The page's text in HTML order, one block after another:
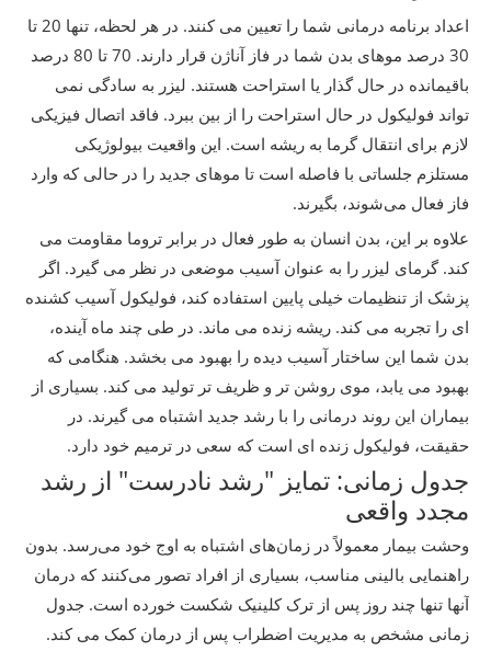
اعداد برنامه درمانی شما را تعیین می کنند. در هر لحظه، تنها 20 تا
30 درصد موهای بدن شما در فاز آناژن قرار دارند. 70 تا 80 درصد
باقیمانده در حال گذار یا استراحت هستند. لیزر به سادگی نمی
تواند فولیکول در حال استراحت را از بین ببرد. فاقد اتصال فیزیکی
لازم برای انتقال گرما به ریشه است. این واقعیت بیولوژیکی
مستلزم جلساتی با فاصله است تا موهای جدید را در حالی که وارد
فاز فعال می‌شوند، بگیرند.
علاوه بر این، بدن انسان به طور فعال در برابر تروما مقاومت می
کند. گرمای لیزر را به عنوان آسیب موضعی در نظر می گیرد. اگر
پزشک از تنظیمات خیلی پایین استفاده کند، فولیکول آسیب کشنده
ای را تجربه می کند. ریشه زنده می ماند. در طی چند ماه آینده،
بدن شما این ساختار آسیب دیده را بهبود می بخشد. هنگامی که
بهبود می یابد، موی روشن تر و ظریف تر تولید می کند. بسیاری از
بیماران این روند درمانی را با رشد جدید اشتباه می گیرند. در
حقیقت، فولیکول زنده ای است که سعی در ترمیم خود دارد.
جدول زمانی: تمایز "رشد نادرست" از رشد
مجدد واقعی
وحشت بیمار معمولاً در زمان‌های اشتباه به اوج خود می‌رسد. بدون
راهنمایی بالینی مناسب، بسیاری از افراد تصور می‌کنند که درمان
آنها تنها چند روز پس از ترک کلینیک شکست خورده است. جدول
زمانی مشخص به مدیریت اضطراب پس از درمان کمک می کند.